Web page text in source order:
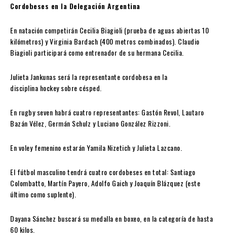
Cordobeses en la Delegación Argentina
En natación competirán Cecilia Biagioli (prueba de aguas abiertas 10
kilómetros) y Virginia Bardach (400 metros combinados). Claudio
Biagioli participará como entrenador de su hermana Cecilia.
Julieta Jankunas será la representante cordobesa en la
disciplina hockey sobre césped.
En rugby seven habrá cuatro representantes: Gastón Revol, Lautaro
Bazán Vélez, Germán Schulz y Luciano González Rizzoni.
En voley femenino estarán Yamila Nizetich y Julieta Lazcano.
El fútbol masculino tendrá cuatro cordobeses en total: Santiago
Colombatto, Martín Payero, Adolfo Gaich y Joaquín Blázquez (este
último como suplente).
Dayana Sánchez buscará su medalla en boxeo, en la categoría de hasta
60 kilos.